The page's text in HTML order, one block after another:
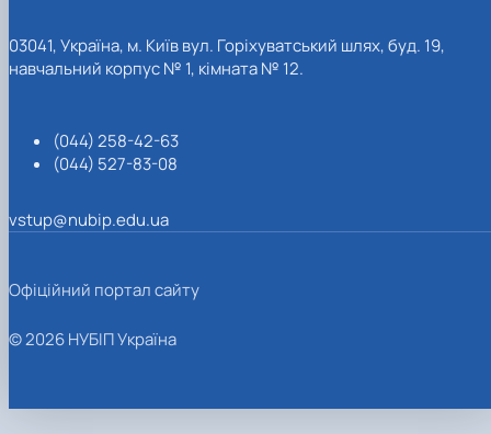
03041, Україна, м. Київ вул. Горіхуватський шлях, буд. 19,
навчальний корпус № 1, кімната № 12.
(044) 258-42-63
(044) 527-83-08
vstup@nubip.edu.ua
Офіційний портал сайту
© 2026 НУБІП Україна